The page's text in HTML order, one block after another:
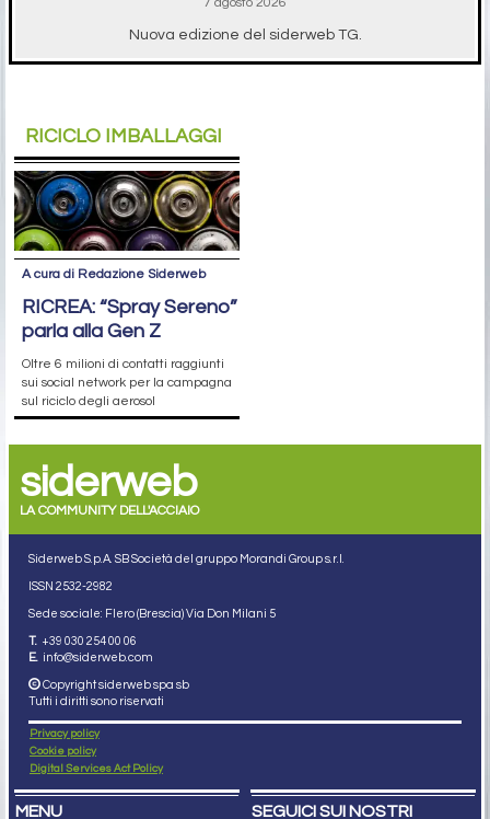
7 agosto 2026
Nuova edizione del siderweb TG.
RICICLO IMBALLAGGI
A cura di Redazione Siderweb
RICREA: “Spray Sereno”
parla alla Gen Z
Oltre 6 milioni di contatti raggiunti
sui social network per la campagna
sul riciclo degli aerosol
siderweb
LA COMMUNITY DELL'ACCIAIO
Siderweb S.p.A. SB Società del gruppo Morandi Group s.r.l.
ISSN 2532-2982
Sede sociale: Flero (Brescia) Via Don Milani 5
T. +39 030 254 00 06
E. info@siderweb.com
Copyright siderweb spa sb
Tutti i diritti sono riservati
Privacy policy
Cookie policy
Digital Services Act Policy
MENU SEGUICI SUI NOSTRI